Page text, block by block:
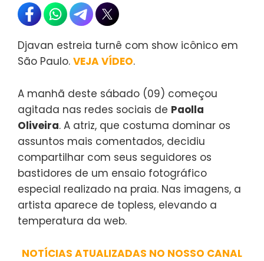
Djavan estreia turnê com show icônico em
São Paulo. VEJA VÍDEO.
A manhã deste sábado (09) começou
agitada nas redes sociais de Paolla
Oliveira. A atriz, que costuma dominar os
assuntos mais comentados, decidiu
compartilhar com seus seguidores os
bastidores de um ensaio fotográfico
especial realizado na praia. Nas imagens, a
artista aparece de topless, elevando a
temperatura da web.
NOTÍCIAS ATUALIZADAS NO NOSSO CANAL